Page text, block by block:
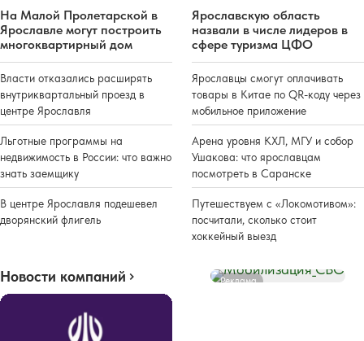
На Малой Пролетарской в
Ярославле могут построить
многоквартирный дом
Власти отказались расширять
внутриквартальный проезд в
центре Ярославля
Льготные программы на
недвижимость в России: что важно
знать заемщику
В центре Ярославля подешевел
дворянский флигель
Ярославскую область
назвали в числе лидеров в
сфере туризма ЦФО
Ярославцы смогут оплачивать
товары в Китае по QR-коду через
мобильное приложение
Арена уровня КХЛ, МГУ и собор
Ушакова: что ярославцам
посмотреть в Саранске
Путешествуем с «Локомотивом»:
посчитали, сколько стоит
хоккейный выезд
Новости компаний Реклама